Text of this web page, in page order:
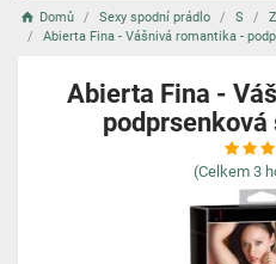
Domů Sexy spodní prádlo S
Abierta Fina - Vášnivá romantika -
Abierta Fina -
(Celkem 3